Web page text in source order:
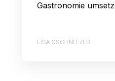
Gastronomie
LISA GSCHNITZER